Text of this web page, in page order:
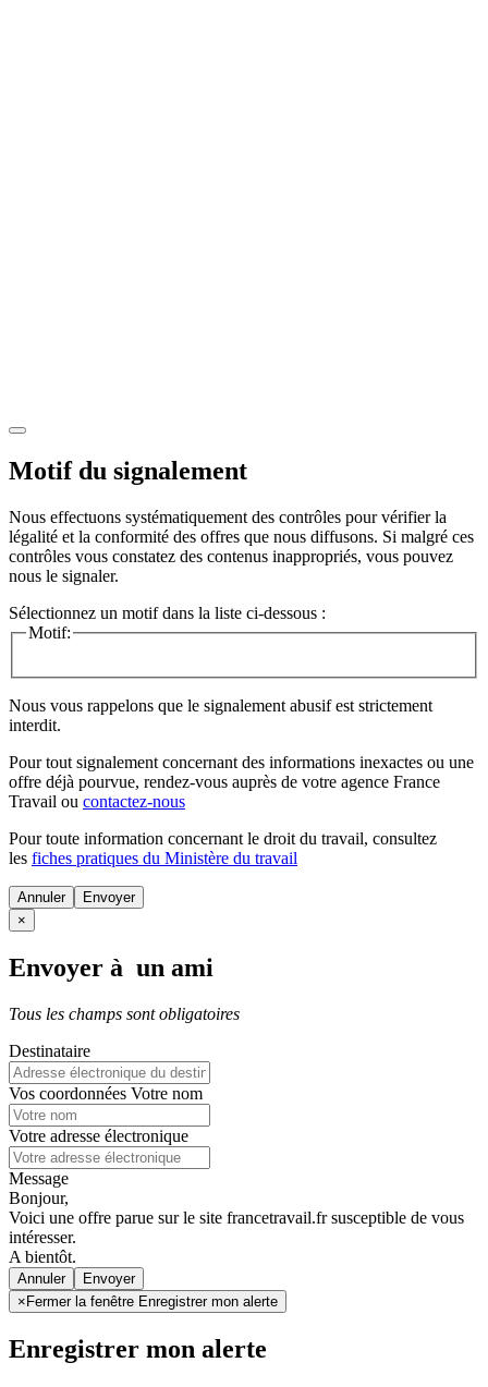
Motif du signalement
Nous effectuons systématiquement des contrôles pour vérifier la
légalité et la conformité des offres que nous diffusons. Si malgré ces
contrôles vous constatez des contenus inappropriés, vous pouvez
nous le signaler.
Sélectionnez un motif dans la liste ci-dessous :
Motif:
Nous vous rappelons que le signalement abusif est strictement
interdit.
Pour tout signalement concernant des informations inexactes ou une
offre déjà pourvue, rendez-vous auprès de votre agence France
Travail ou contactez-nous
Pour toute information concernant le droit du travail, consultez
les fiches pratiques du Ministère du travail
Annuler
×
Envoyer à un ami
Tous les champs sont obligatoires
Destinataire
Vos coordonnées Votre nom
Votre adresse électronique
Message
Bonjour,
Voici une offre parue sur le site francetravail.fr susceptible de vous
intéresser.
A bientôt.
Annuler
× Fermer la fenêtre Enregistrer mon alerte
Enregistrer mon alerte